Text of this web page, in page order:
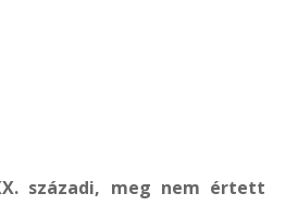
századi, meg nem értett